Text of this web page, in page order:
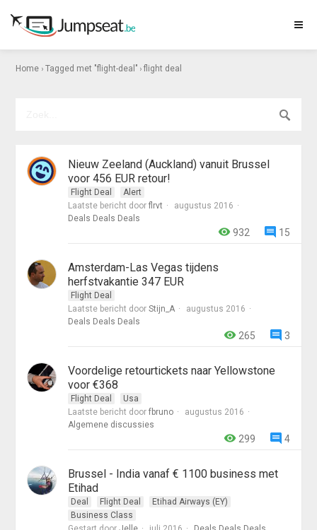
Home › Tagged met "flight-deal" › flight deal
Nieuw Zeeland (Auckland) vanuit Brussel
voor 456 EUR retour!
Flight Deal
Alert
Laatste bericht doorflrvt
augustus 2016
Deals Deals Deals
15
932
Amsterdam-Las Vegas tijdens
herfstvakantie 347 EUR
Flight Deal
Laatste bericht doorStijn_A
augustus 2016
Deals Deals Deals
3
265
Voordelige retourtickets naar Yellowstone
voor €368
Flight Deal
Usa
Laatste bericht doorfbruno
augustus 2016
Algemene discussies
4
299
Brussel - India vanaf € 1100 business met
Etihad
Deal Flight Deal
Etihad Airways (EY)
Business Class